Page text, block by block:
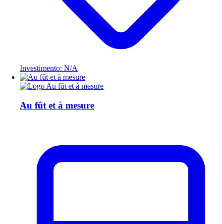
Investimento: N/A
Au fût et à mesure